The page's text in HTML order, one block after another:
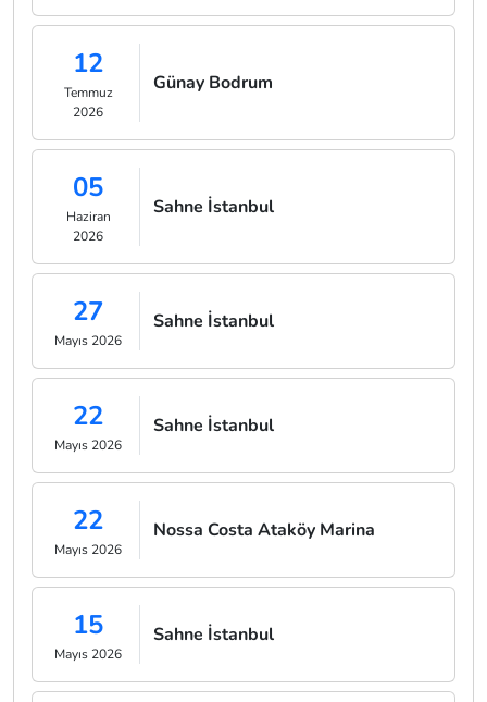
12
Temmuz
2026
Günay Bodrum
05
Haziran
2026
Sahne İstanbul
27
Mayıs 2026
Sahne İstanbul
22
Mayıs 2026
Sahne İstanbul
22
Mayıs 2026
Nossa Costa Ataköy Marina
15
Mayıs 2026
Sahne İstanbul